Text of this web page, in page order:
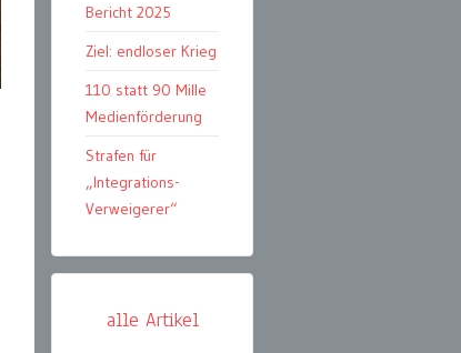
Bericht 2025
Ziel: endloser Krieg
110 statt 90 Mille
Medienförderung
Strafen für
„Integrations-
Verweigerer“
alle Artikel